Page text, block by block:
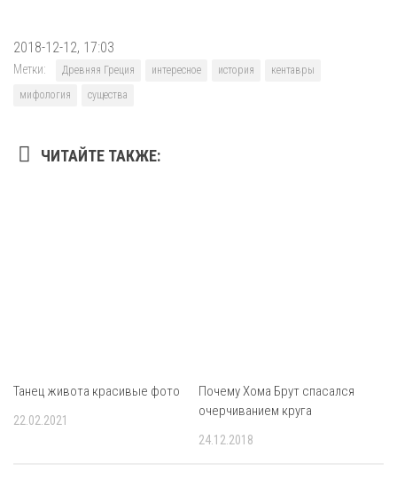
2018-12-12, 17:03
Метки: Древняя Греция интересное история
кентавры
мифология
существа
ЧИТАЙТЕ ТАКЖЕ:
Танец живота красивые фото
22.02.2021
Почему Хома Брут спасался
очерчиванием круга
24.12.2018